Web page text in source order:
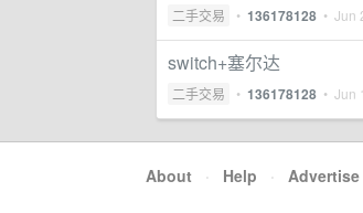
二手交易 • 136178128 • Jun
switch+塞尔达
二手交易 • 136178128 • Jun
About · Help · Advertise